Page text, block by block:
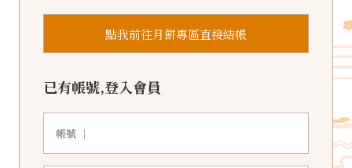
點我前往月餅專區直接結帳
已有帳號,登入會員
帳號 ｜